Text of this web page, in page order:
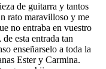
de guitarra y tantos
rato maravilloso y me
no entraba en vuestro
esta entrada tan
enseñarselo a toda la
Ester y Carmina.